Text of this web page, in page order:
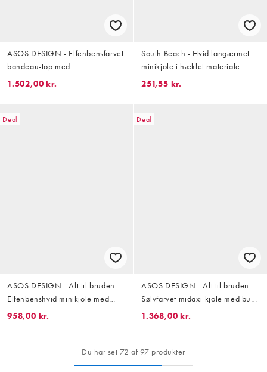
ASOS DESIGN - Elfenbensfarvet
bandeau-top med
perleudsmykning
1.502,00 kr.
South Beach - Hvid langærmet
minikjole i hæklet materiale
251,55 kr.
Deal
ASOS DESIGN - Alt til bruden -
Elfenbenshvid minikjole med
buet bandeausnit
958,00 kr.
Deal
ASOS DESIGN - Alt til bruden -
Sølvfarvet midaxi-kjole med buet
bandeausnit og pailletter
1.368,00 kr.
Du har set 72 af 97 produkter